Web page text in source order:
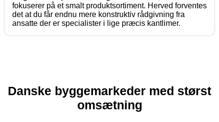
fokuserer på et smalt produktsortiment. Herved forventes
det at du får endnu mere konstruktiv rådgivning fra
ansatte der er specialister i lige præcis kantlimer.
Danske byggemarkeder med størst
omsætning